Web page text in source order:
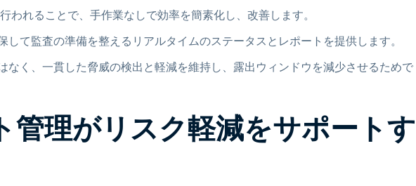
われることで、手作業なしで効率を簡素化し、改善します。
して監査の準備を整えるリアルタイムのステータスとレポートを提供します。
なく、一貫した脅威の検出と軽減を維持し、露出ウィンドウを減少させるためで
管理がリスク軽減をサポートす